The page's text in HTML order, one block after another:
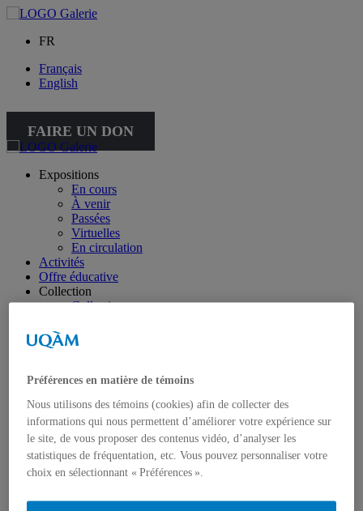
FR
Français
English
FAIRE UN DON
Expositions
En cours
À venir
Passées
Virtuelles
En circulation
Activités
Offre éducative
Collection
Collection
À propos de la collection
À propos de la petite collection
Toutes les publications
À propos des Éditions les petits carnets
Actualités
À propos
Accessibilité
Contact
Mandat
Préférences en matière de témoins
Nous utilisons des témoins (cookies) afin de collecter des
informations qui nous permettent d’améliorer votre expérience sur
le site, de vous proposer des contenus vidéo, d’analyser les
statistiques de fréquentation, etc. Vous pouvez personnaliser votre
choix en sélectionnant « Préférences ».